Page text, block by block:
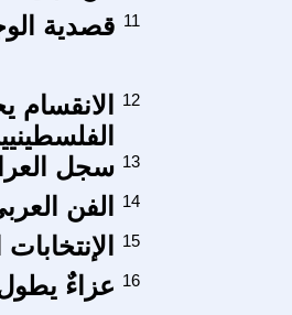
قصدية 11
12
سجل 13
الفن 14
15
عزاءٌ يطول 16